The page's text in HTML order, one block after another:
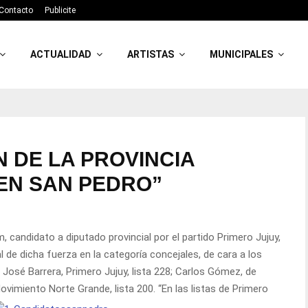
Publicite
ACTUALIDAD ARTISTAS MUNICIPALES
DE LA PROVINCIA
SAN PEDRO”
candidato a diputado provincial por el partido Primero Jujuy,
dicha fuerza en la categoría concejales, de cara a los
Barrera, Primero Jujuy, lista 228; Carlos Gómez, de
Norte Grande, lista 200. “En las listas de Primero